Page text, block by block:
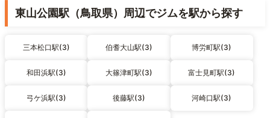
東山公園駅（鳥取県）周辺でジムを駅から探す
三本松口駅(3) 伯耆大山駅(3) 博労町駅(3)
和田浜駅(3) 大篠津町駅(3) 富士見町駅(3)
弓ケ浜駅(3) 後藤駅(3) 河崎口駅(3)